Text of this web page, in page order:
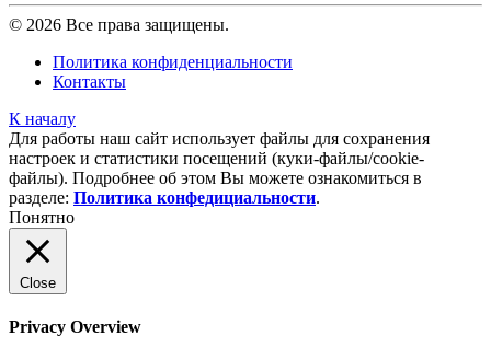
© 2026 Все права защищены.
Политика конфиденциальности
Контакты
К началу
Для работы наш сайт использует файлы для сохранения
настроек и статистики посещений (куки‑файлы/cookie-
файлы). Подробнее об этом Вы можете ознакомиться в
разделе: Политика конфедициальности.
Понятно
Close
Privacy Overview